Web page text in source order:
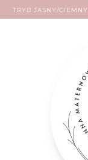
TRYB JASNY/CIEMNY